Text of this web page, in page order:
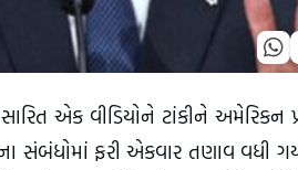
એક વીડિયોને ટાંકીને અમેરિકન
સંબંધોમાં ફરી એકવાર તણાવ વધી